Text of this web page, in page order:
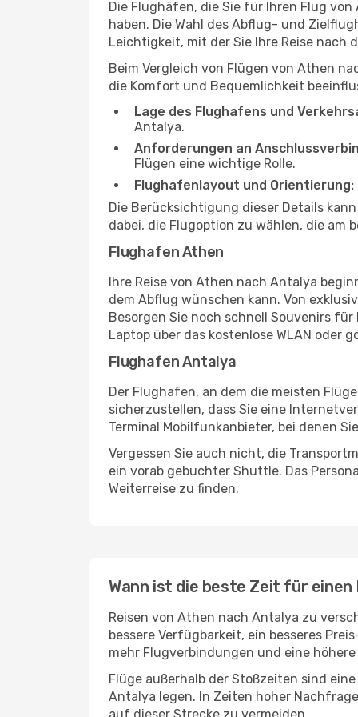
Die Flughäfen, die Sie für Ihren Flug
haben. Die Wahl des Abflug- und
Leichtigkeit, mit der Sie Ihre Reise
Beim Vergleich von Flügen von Athen
die Komfort und Bequemlichkeit
Lage des Flughafens und
Antalya.
Anforderungen an
Flügen eine wichtige Rolle.
Flughafenlayout und Orientierung:
Die Berücksichtigung dieser Details
dabei, die Flugoption zu wählen, die am
Flughafen Athen
Ihre Reise von Athen nach Antalya
dem Abflug wünschen kann. Von
Besorgen Sie noch schnell Souvenirs
Laptop über das kostenlose WLAN oder
Flughafen Antalya
Der Flughafen, an dem die meisten
sicherzustellen, dass Sie eine
Terminal Mobilfunkanbieter, bei denen
Vergessen Sie auch nicht, die
ein vorab gebuchter Shuttle. Das
Weiterreise zu finden.
Wann ist die beste Zeit für einen
Reisen von Athen nach Antalya zu
bessere Verfügbarkeit, ein besseres
mehr Flugverbindungen und eine
Flüge außerhalb der Stoßzeiten sind
Antalya legen. In Zeiten hoher